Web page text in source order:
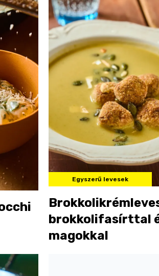
Egyszerű levesek
brokkolifasírttal
magokkal